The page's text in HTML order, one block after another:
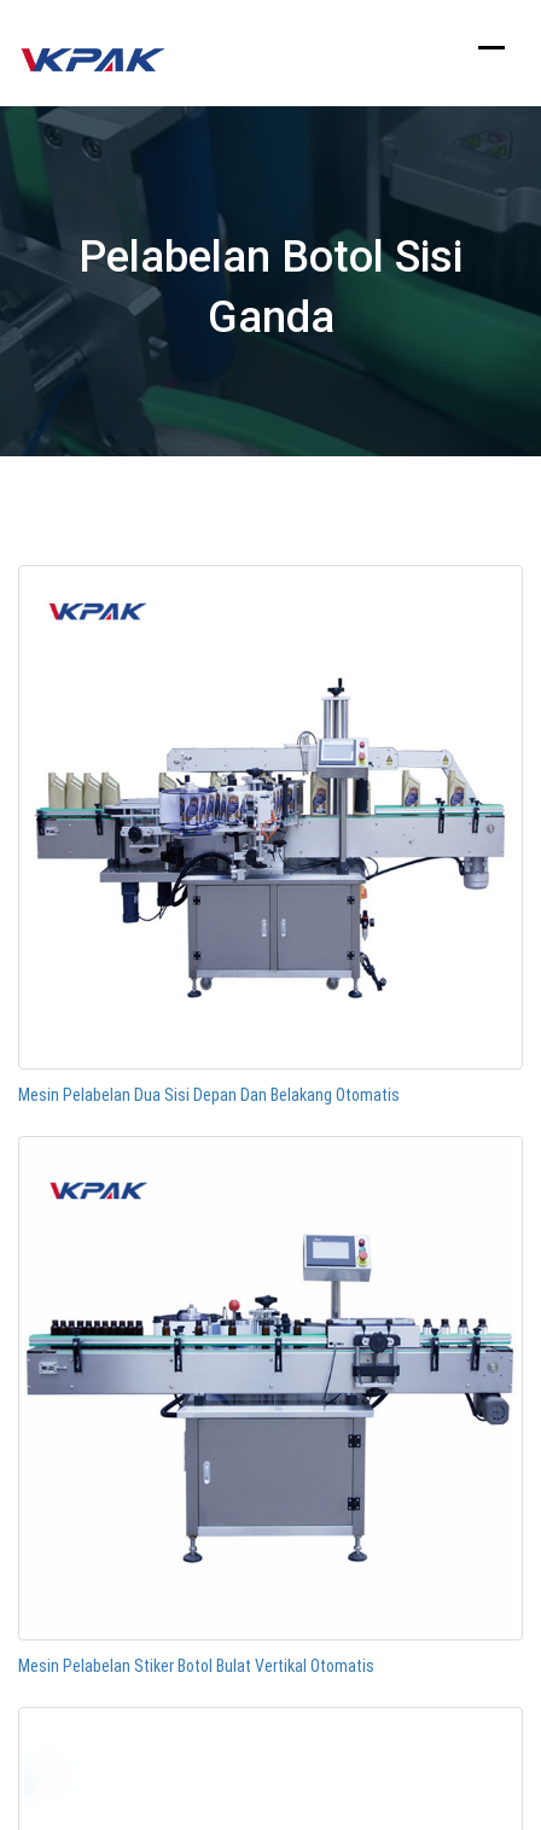
Langsung
Pelabelan Botol Sisi
Ganda
Mesin Pelabelan Dua Sisi Depan Dan Belakang Otomatis
Mesin Pelabelan Stiker Botol Bulat Vertikal Otomatis